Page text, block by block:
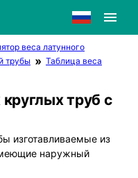
веса латунного
трубы
Таблица веса
труб с
изготавливаемые из
наружный